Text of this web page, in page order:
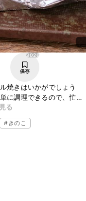
9026
保存
焼きはいかがでしょう
に調理できるので、忙し
りな一品ですよ。お酒の
てくださいね。
る
# きのこ